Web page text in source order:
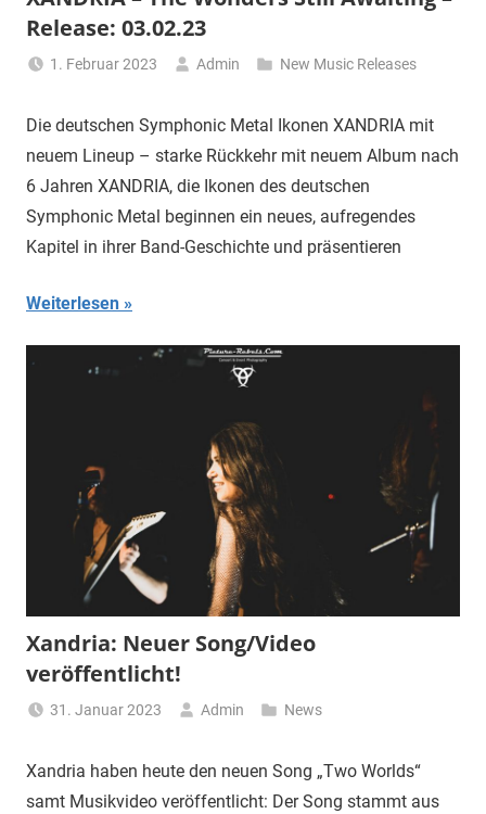
Release: 03.02.23
1. Februar 2023 Admin New Music Releases
Die deutschen Symphonic Metal Ikonen XANDRIA mit
neuem Lineup – starke Rückkehr mit neuem Album nach
6 Jahren XANDRIA, die Ikonen des deutschen
Symphonic Metal beginnen ein neues, aufregendes
Kapitel in ihrer Band-Geschichte und präsentieren
Weiterlesen
Xandria: Neuer Song/Video
veröffentlicht!
31. Januar 2023 Admin News
Xandria haben heute den neuen Song „Two Worlds“
samt Musikvideo veröffentlicht: Der Song stammt aus